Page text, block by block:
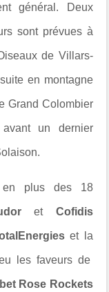
général. Deux
sont prévues à
de Villars-
en montagne
Grand Colombier
un dernier
en plus des 18
et Cofidis
et la
les faveurs de
Rose Rockets